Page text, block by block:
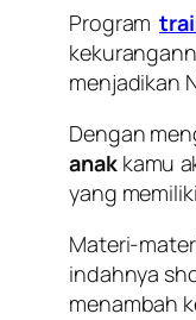
Program
menjadikan
Dengan
anak kamu
yang
Materi-
indahnya
menambah